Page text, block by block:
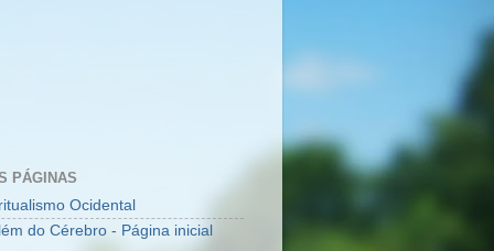
PÁGINAS
Ocidental
do Cérebro - Página inicial